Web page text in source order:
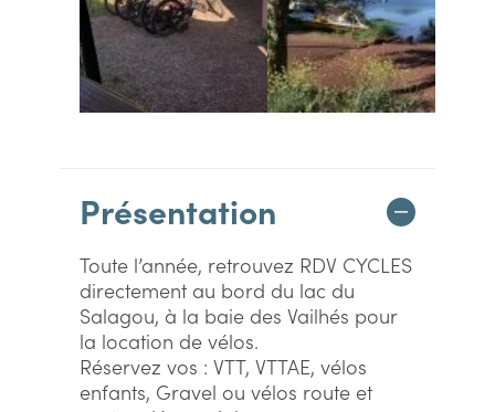
Présentation
Toute l’année, retrouvez RDV CYCLES
directement au bord du lac du
Salagou, à la baie des Vailhés pour
la location de vélos.
Réservez vos : VTT, VTTAE, vélos
enfants, Gravel ou vélos route et